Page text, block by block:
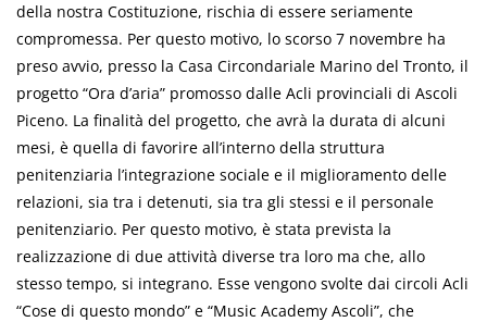
della nostra Costituzione, rischia di essere seriamente
compromessa. Per questo motivo, lo scorso 7 novembre ha
preso avvio, presso la Casa Circondariale Marino del Tronto, il
progetto “Ora d’aria” promosso dalle Acli provinciali di Ascoli
Piceno. La finalità del progetto, che avrà la durata di alcuni
mesi, è quella di favorire all’interno della struttura
penitenziaria l’integrazione sociale e il miglioramento delle
relazioni, sia tra i detenuti, sia tra gli stessi e il personale
penitenziario. Per questo motivo, è stata prevista la
realizzazione di due attività diverse tra loro ma che, allo
stesso tempo, si integrano. Esse vengono svolte dai circoli Acli
“Cose di questo mondo” e “Music Academy Ascoli”, che